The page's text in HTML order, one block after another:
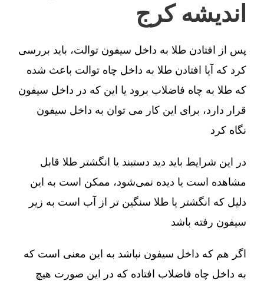
اندیشه کرج
پس از افتادن طلا به داخل سیفون توالت، باید بررسی
کرد که آیا افتادن طلا به داخل چاه توالت باعث شده
که طلا به چاه فاضلاب برود یا این که در داخل سیفون
قرار دارد، برای این کار می توان به داخل سیفون
نگاه کرد
در این شرایط باید دید دستبند یا انگشتر طلا قابل
مشاهده است یا دیده نمی‌شود، ممکن است به این
دلیل که انگشتر یا طلا سنگین تر از آب است به زیر
سیفون رفته باشد
اگر هم که داخل سیفون نباشد به این معنی است که
به داخل چاه فاضلاب افتاده که در این صورت هیچ